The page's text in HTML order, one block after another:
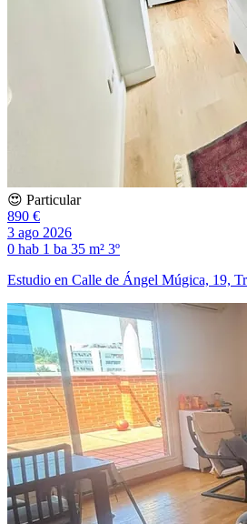
😍 Particular
890 €
3 ago 2026
0 hab 1 ba 35 m² 3º
Estudio en Calle de Ángel Múgica, 19,